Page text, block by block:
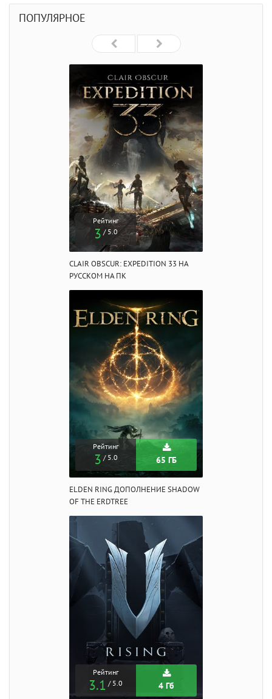
ПОПУЛЯРНОЕ
Рейтинг
3 / 5.0
CLAIR OBSCUR: EXPEDITION 33 НА
РУССКОМ НА ПК
Рейтинг
3 / 5.0 65 ГБ
ELDEN RING ДОПОЛНЕНИЕ SHADOW
OF THE ERDTREE
Рейтинг
3.1 / 5.0 4 Гб